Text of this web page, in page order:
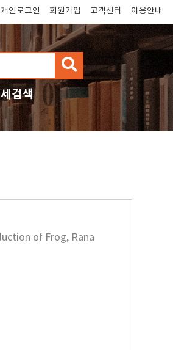
개인로그인 회원가입 고객센터 이용안내
검
색
검색
of Frog, Rana